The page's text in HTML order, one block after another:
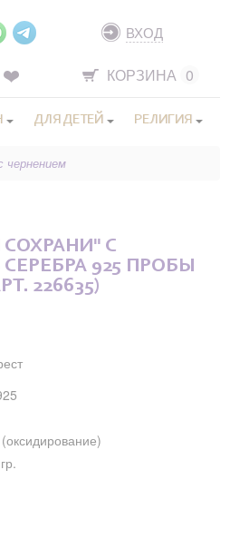
ВХОД
КОРЗИНА 0
ДЛЯ ДЕТЕЙ РЕЛИГИЯ
чернением
СОХРАНИ" С
925 ПРОБЫ
226635)
(оксидирование)